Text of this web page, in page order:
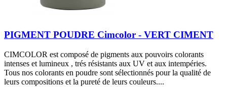
PIGMENT POUDRE Cimcolor - VERT CIMENT
CIMCOLOR est composé de pigments aux pouvoirs colorants
intenses et lumineux , trés résistants aux UV et aux intempéries.
Tous nos colorants en poudre sont sélectionnés pour la qualité de
leurs compositions et la pureté de leurs couleurs....